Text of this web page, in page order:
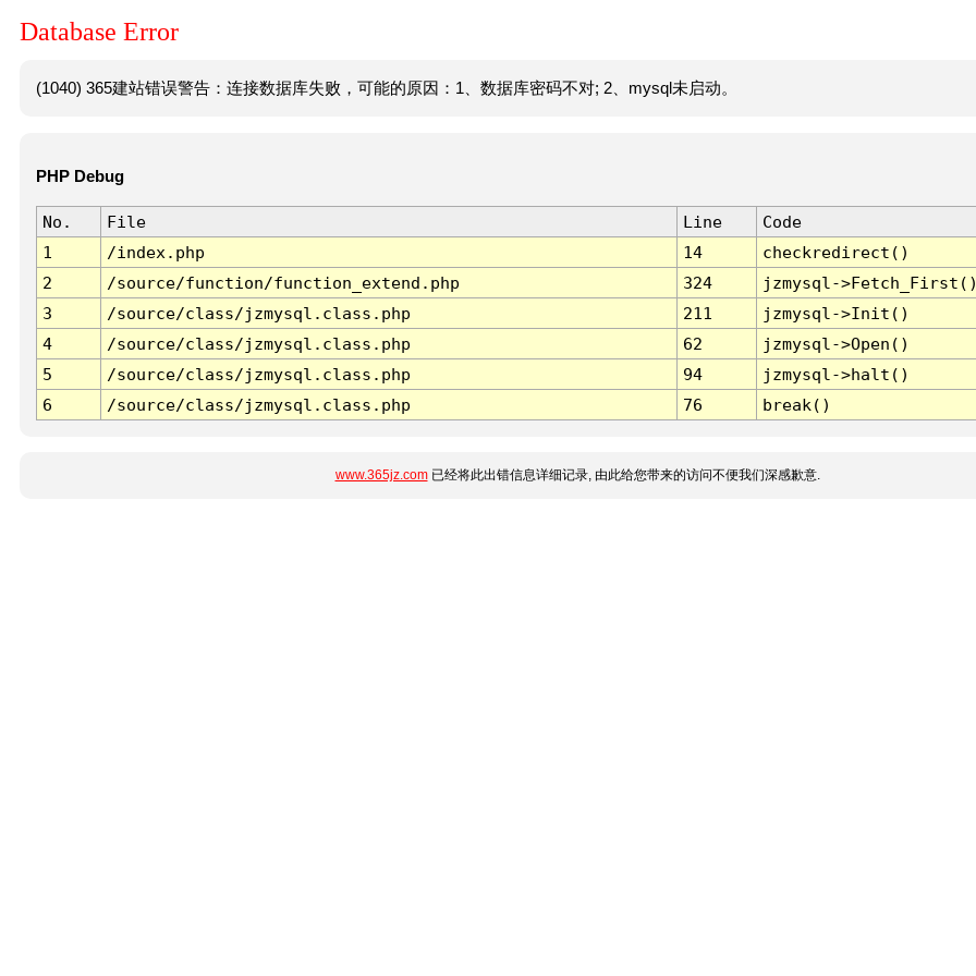
Database Error
(1040) 365建站错误警告：连接数据库失败，可能的原因：1、数据库密码不对; 2、mysql未启动。
PHP Debug
No. File Line
Code
1
/index.php 14
checkredirect()
2
/source/function/function_extend.php 324
jzmysql-
3
/source/class/jzmysql.class.php 211
jzmysql->Init()
4
/source/class/jzmysql.class.php 62
jzmysql->Open()
5
/source/class/jzmysql.class.php 94
jzmysql->halt()
6
/source/class/jzmysql.class.php 76 break()
www.365jz.com已经将此出错信息详细记录, 由此给您带来的访问不便我们深感歉意.